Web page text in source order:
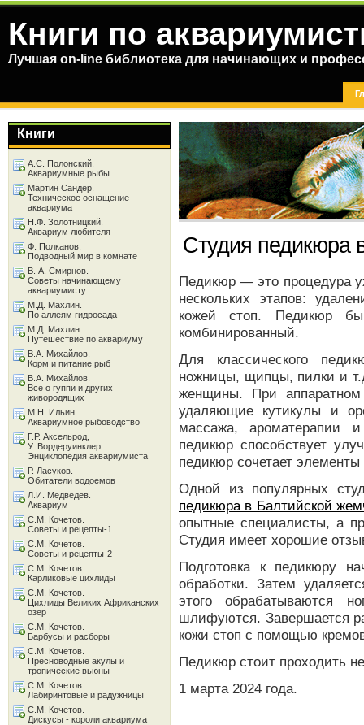
Книги по
Лучшая on-line библиотека для начинающих и
Студия педикюра
Педикюр — это процедура
нескольких этапов:
кожей стоп. Педикюр
комбинированный.
Для классического
ножницы, щипцы, пилки и
женщины. При
удаляющие кутикулы и
массажа, ароматерапии
педикюр способствует
педикюр сочетает элементы
Одной из популярных
педикюра в Балтийской
опытные специалисты, а
Студия имеет хорошие
Подготовка к педикюру
обработки. Затем
этого обрабатываются
шлифуются. Завершается
кожи стоп с помощью
Педикюр стоит проходить
1 марта 2024 года.
Книги
А.С. Полонский.
Аквариумные рыбы
Мартин Сандер.
Техническое оснащение
аквариума
Н.Ф. Золотницкий.
Аквариум любителя
Ф. Полканов.
Подводный мир в комнате
В. А. Смирнов.
Советы начинающему
аквариумисту
М.Д. Махлин.
По аллеям гидросада
М.Д. Махлин.
Путешествие по аквариуму
В.А. Михайлов.
Корм и питание рыб
В.А. Михайлов.
Все о гуппи и других
живородящих
М.Н. Ильин.
Аквариумное рыбоводство
Г.Р. Аксельрод,
У. Вордеруинклер.
Энциклопедия аквариумиста
Р. Ласуков.
Обитатели водоемов
Л.И. Медведев.
Аквариум
С.М. Кочетов.
Советы и рецепты-1
С.М. Кочетов.
Советы и рецепты-2
С.М. Кочетов.
Карликовые цихлиды
С.М. Кочетов.
Цихлиды Великих Африканских
озер
С.М. Кочетов.
Барбусы и расборы
С.М. Кочетов.
Пресноводные акулы и
тропические вьюны
С.М. Кочетов.
Лабиринтовые и радужницы
С.М. Кочетов.
Дискусы - короли аквариума